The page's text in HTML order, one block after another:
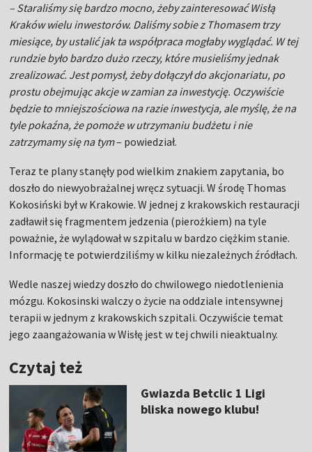
– Staraliśmy się bardzo mocno, żeby zainteresować Wisłą
Kraków wielu inwestorów. Daliśmy sobie z Thomasem trzy
miesiące, by ustalić jak ta współpraca mogłaby wyglądać. W tej
rundzie było bardzo dużo rzeczy, które musieliśmy jednak
zrealizować. Jest pomysł, żeby dołączył do akcjonariatu, po
prostu obejmując akcje w zamian za inwestycję. Oczywiście
będzie to mniejszościowa na razie inwestycja, ale myślę, że na
tyle pokaźna, że pomoże w utrzymaniu budżetu i nie
zatrzymamy się na tym– powiedział.
Teraz te plany stanęły pod wielkim znakiem zapytania, bo
doszło do niewyobrażalnej wręcz sytuacji. W środę Thomas
Kokosiński był w Krakowie. W jednej z krakowskich restauracji
zadławił się fragmentem jedzenia (pierożkiem) na tyle
poważnie, że wylądował w szpitalu w bardzo ciężkim stanie.
Informację te potwierdziliśmy w kilku niezależnych źródłach.
Wedle naszej wiedzy doszło do chwilowego niedotlenienia
mózgu. Kokosinski walczy o życie na oddziale intensywnej
terapii w jednym z krakowskich szpitali. Oczywiście temat
jego zaangażowania w Wisłę jest w tej chwili nieaktualny.
Czytaj też
Gwiazda Betclic 1 Ligi
bliska nowego klubu!